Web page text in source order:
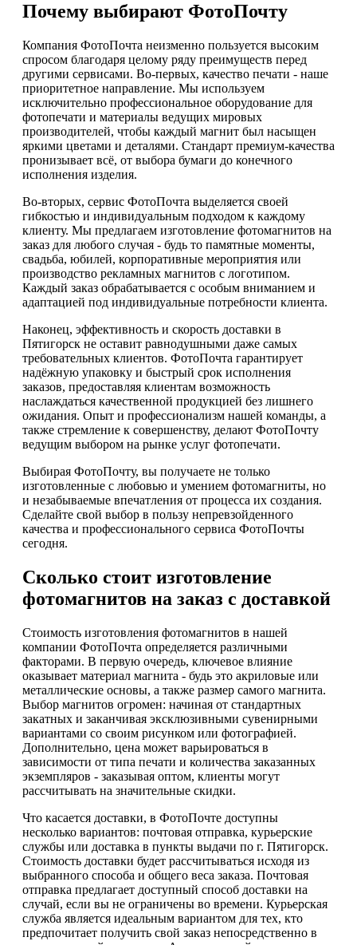
Почему выбирают ФотоПочту
Компания ФотоПочта неизменно пользуется высоким
спросом благодаря целому ряду преимуществ перед
другими сервисами. Во-первых, качество печати - наше
приоритетное направление. Мы используем
исключительно профессиональное оборудование для
фотопечати и материалы ведущих мировых
производителей, чтобы каждый магнит был насыщен
яркими цветами и деталями. Стандарт премиум-качества
пронизывает всё, от выбора бумаги до конечного
исполнения изделия.
Во-вторых, сервис ФотоПочта выделяется своей
гибкостью и индивидуальным подходом к каждому
клиенту. Мы предлагаем изготовление фотомагнитов на
заказ для любого случая - будь то памятные моменты,
свадьба, юбилей, корпоративные мероприятия или
производство рекламных магнитов с логотипом.
Каждый заказ обрабатывается с особым вниманием и
адаптацией под индивидуальные потребности клиента.
Наконец, эффективность и скорость доставки в
Пятигорск не оставит равнодушными даже самых
требовательных клиентов. ФотоПочта гарантирует
надёжную упаковку и быстрый срок исполнения
заказов, предоставляя клиентам возможность
наслаждаться качественной продукцией без лишнего
ожидания. Опыт и профессионализм нашей команды, а
также стремление к совершенству, делают ФотоПочту
ведущим выбором на рынке услуг фотопечати.
Выбирая ФотоПочту, вы получаете не только
изготовленные с любовью и умением фотомагниты, но
и незабываемые впечатления от процесса их создания.
Сделайте свой выбор в пользу непревзойденного
качества и профессионального сервиса ФотоПочты
сегодня.
Сколько стоит изготовление
фотомагнитов на заказ с доставкой
Стоимость изготовления фотомагнитов в нашей
компании ФотоПочта определяется различными
факторами. В первую очередь, ключевое влияние
оказывает материал магнита - будь это акриловые или
металлические основы, а также размер самого магнита.
Выбор магнитов огромен: начиная от стандартных
закатных и заканчивая эксклюзивными сувенирными
вариантами со своим рисунком или фотографией.
Дополнительно, цена может варьироваться в
зависимости от типа печати и количества заказанных
экземпляров - заказывая оптом, клиенты могут
рассчитывать на значительные скидки.
Что касается доставки, в ФотоПочте доступны
несколько вариантов: почтовая отправка, курьерские
службы или доставка в пункты выдачи по г. Пятигорск.
Стоимость доставки будет рассчитываться исходя из
выбранного способа и общего веса заказа. Почтовая
отправка предлагает доступный способ доставки на
случай, если вы не ограничены во времени. Курьерская
служба является идеальным вариантом для тех, кто
предпочитает получить свой заказ непосредственно в